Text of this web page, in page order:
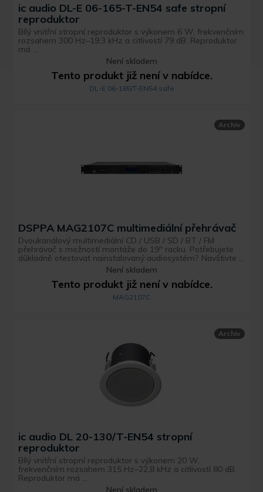
ic audio DL-E 06-165-T-EN54 safe stropní
reproduktor
Bílý vnitřní stropní reproduktor s výkonem 6 W, frekvenčním
rozsahem 300 Hz–19,3 kHz a citlivostí 79 dB. Reproduktor
má ...
Není skladem
Tento produkt již není v nabídce.
DL-E 06-165/T-EN54 safe
Archiv
DSPPA MAG2107C multimediální přehrávač
Dvoukanálový multimediální CD / USB / SD / BT / FM
přehrávač s možností montáže do 19" racku. Potřebujete
důkladně otestovat nainstalovaný audiosystém? Navštivte ...
Není skladem
Tento produkt již není v nabídce.
MAG2107C
Archiv
ic audio DL 20-130/T-EN54 stropní
reproduktor
Bílý vnitřní stropní reproduktor s výkonem 20 W,
frekvenčním rozsahem 315 Hz–22,8 kHz a citlivostí 80 dB.
Reproduktor má ...
Není skladem